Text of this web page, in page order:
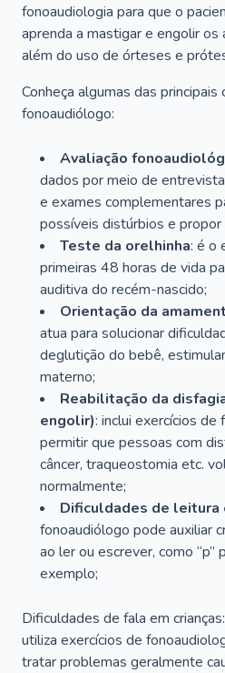
fonoaudiologia para que o
aprenda a mastigar e engolir
além do uso de órteses e
Conheça algumas das
fonoaudiólogo:
Avaliação
dados por meio de
e exames complementares
possíveis distúrbios e
Teste da orelhinha: é o
primeiras 48 horas de vida
auditiva do recém-nascido;
Orientação da
atua para solucionar
deglutição do bebê,
materno;
Reabilitação da
engolir): inclui exercícios de
permitir que pessoas com
câncer, traqueostomia etc.
normalmente;
Dificuldades de leitura
fonoaudiólogo pode auxiliar
ao ler ou escrever, como “p”
exemplo;
Dificuldades de fala em
utiliza exercícios de
tratar problemas geralmente